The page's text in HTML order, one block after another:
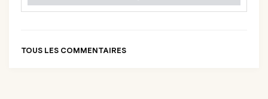
TOUS LES COMMENTAIRES